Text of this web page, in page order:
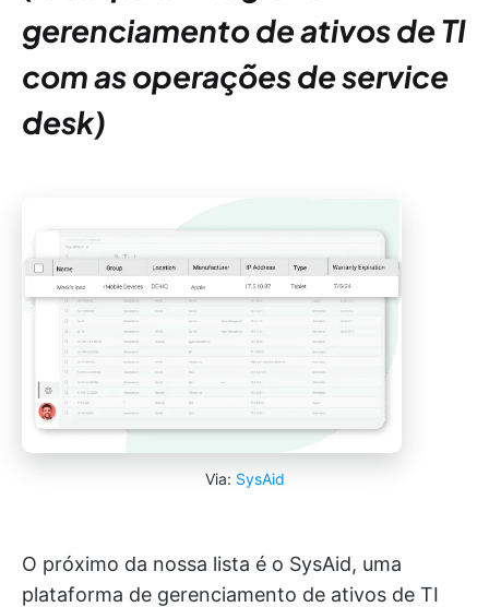
gerenciamento de ativos de TI
com as operações de service
desk)
Via: SysAid
O próximo da nossa lista é o SysAid, uma
plataforma de gerenciamento de ativos de TI